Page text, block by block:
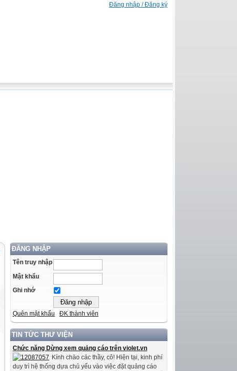
Đăng nhập / Đăng ký
ĐĂNG NHẬP
Tên truy nhập
Mật khẩu
Ghi nhớ
Quên mật khẩu ĐK thành viên
TIN TỨC THƯ VIỆN
Chức năng Dừng xem quảng cáo trên violet.vn
Kính chào các thầy, cô! Hiện tại, kinh phí
duy trì hệ thống dựa chủ yếu vào việc đặt quảng cáo